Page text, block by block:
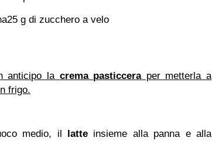
25 g di zucchero a velo
anticipo la crema pasticceraper metterla a
frigo.
medio, il latte insieme alla panna e alla